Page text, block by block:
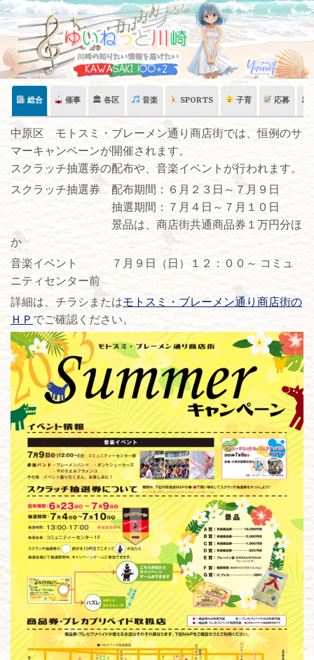
Skip
content
総合 催事 🏛 各区 音楽 SPORTS 子育 応募 🏛
中原区 モトスミ・ブレーメン通り商店街では、恒例のサ
マーキャンペーンが開催されます。
スクラッチ抽選券の配布や、音楽イベントが行われます。
スクラッチ抽選券 配布期間：６月２３日～７月９日
抽選期間：７月４日～７月１０日
景品は、商店街共通商品券１万円分ほ
か
音楽イベント ７月９日（日）１２：００～ コミュ
ニティセンター前
詳細は、チラシまたはモトスミ・ブレーメン通り商店街の
ＨＰ でご確認ください。